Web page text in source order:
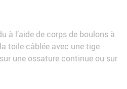
à l’aide de corps de boulons à
toile câblée avec une tige
une ossature continue ou sur